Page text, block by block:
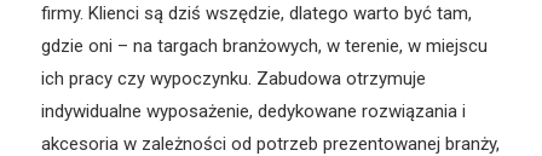
firmy. Klienci są dziś wszędzie, dlatego warto być tam,
gdzie oni – na targach branżowych, w terenie, w miejscu
ich pracy czy wypoczynku. Zabudowa otrzymuje
indywidualne wyposażenie, dedykowane rozwiązania i
akcesoria w zależności od potrzeb prezentowanej branży,